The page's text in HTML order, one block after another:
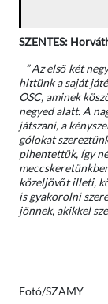
SZENTES:
–” Az első két
hittünk a saját
OSC, aminek
negyed alatt. A
játszani, a
gólokat
pihentettük, így
közeljövőt illeti,
is gyakorolni
jönnek, akikkel
Fotó/SZAMY